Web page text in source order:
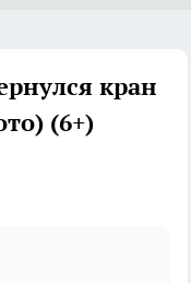
кран
(6+)